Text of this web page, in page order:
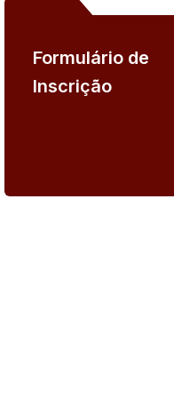
Formulário de
Inscrição